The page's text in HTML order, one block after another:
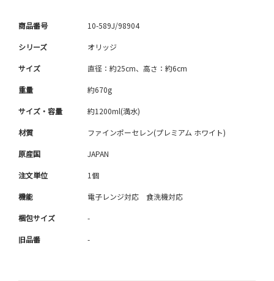
商品番号 10-589J/98904
シリーズ オリッジ
サイズ 直径：約25cm、高さ：約6cm
重量 約670g
サイズ・容量 約1200ml(満水)
材質 ファインポーセレン(プレミアム ホワイト)
原産国 JAPAN
注文単位 1個
機能 電子レンジ対応 食洗機対応
梱包サイズ -
旧品番 -